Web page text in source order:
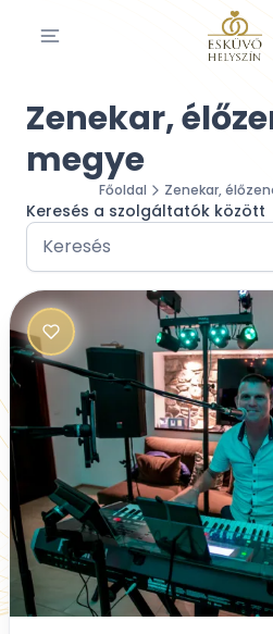
Zenekar,
megye
Főoldal Zenekar,
Keresés a szolgáltatók között